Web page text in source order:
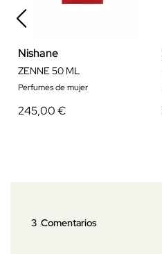
Nishane
ZENNE 50 ML
Perfumes de mujer
245,00 €
3 Comentarios